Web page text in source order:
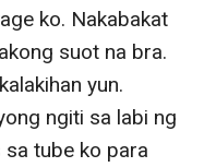
ko. Nakabakat
suot na bra.
yun.
ngiti sa labi ng
sa tube ko para